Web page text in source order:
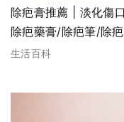
除疤膏推薦 | 淡化傷
除疤藥膏/除疤筆/除
解去疤原理）
生活百科